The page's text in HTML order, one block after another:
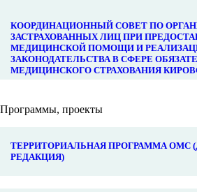
КООРДИНАЦИОННЫЙ СОВЕТ ПО
ЗАСТРАХОВАННЫХ ЛИЦ ПРИ
МЕДИЦИНСКОЙ ПОМОЩИ И
ЗАКОНОДАТЕЛЬСТВА В СФЕРЕ
МЕДИЦИНСКОГО СТРАХОВАНИЯ
Программы, проекты
ТЕРРИТОРИАЛЬНАЯ ПРОГРАММА
РЕДАКЦИЯ)